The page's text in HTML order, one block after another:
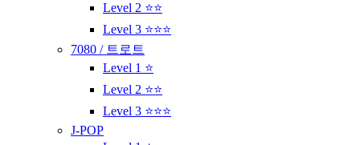
Level 2 ⭐⭐
Level 3 ⭐⭐⭐
7080 / 트로트
Level 1 ⭐
Level 2 ⭐⭐
Level 3 ⭐⭐⭐
J-POP